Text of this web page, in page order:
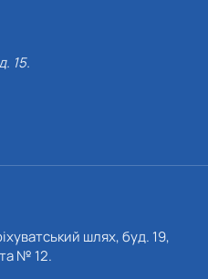
15.
шлях, буд. 19,
№ 12.